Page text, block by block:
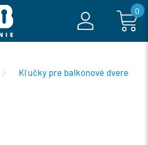
0
Kľučky pre balkónové dvere